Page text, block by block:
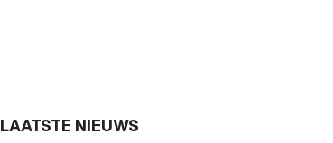
LAATSTE NIEUWS